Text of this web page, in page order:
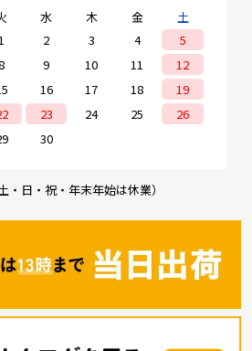
水 木 金
土
2 3 4
5
9 10 11
12
16 17 18
19
23 24 25
26
30
・日・祝・年末年始は休業）